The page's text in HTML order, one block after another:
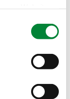
Medien
und
zu
Einwilligung